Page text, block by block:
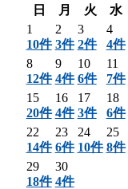
日
月 火 水
1
10件
2
3件
3
2件
4
4件
8
12件
9
4件
10
6件
11
7件
15
20件
16
4件
17
3件
18
6件
22
14件
23
6件
24
10件
25
8件
29
18件
30
4件